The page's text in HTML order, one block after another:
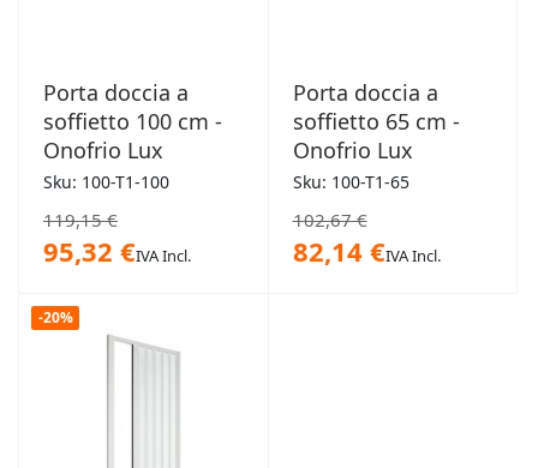
Porta doccia a
soffietto 100 cm -
Onofrio Lux
Sku: 100-T1-100
119,15 €
95,32 €IVA Incl.
Porta doccia a
soffietto 65 cm -
Onofrio Lux
Sku: 100-T1-65
102,67 €
82,14 €IVA Incl.
-20%